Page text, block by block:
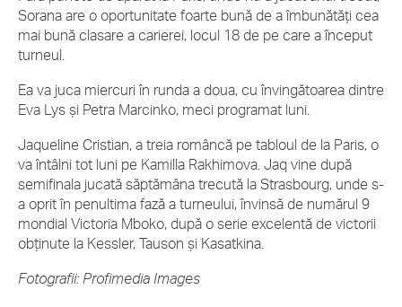
Sorana are o oportunitate foarte bună de a îmbunătăți cea
mai bună clasare a carierei, locul 18 de pe care a început
turneul.
Ea va juca miercuri în runda a doua, cu învingătoarea dintre
Eva Lys și Petra Marcinko, meci programat luni.
Jaqueline Cristian, a treia româncă pe tabloul de la Paris, o
va întâlni tot luni pe Kamilla Rakhimova. Jaq vine după
semifinala jucată săptămâna trecută la Strasbourg, unde s-
a oprit în penultima fază a turneului, învinsă de numărul 9
mondial Victoria Mboko, după o serie excelentă de victorii
obținute la Kessler, Tauson și Kasatkina.
Fotografii: Profimedia Images